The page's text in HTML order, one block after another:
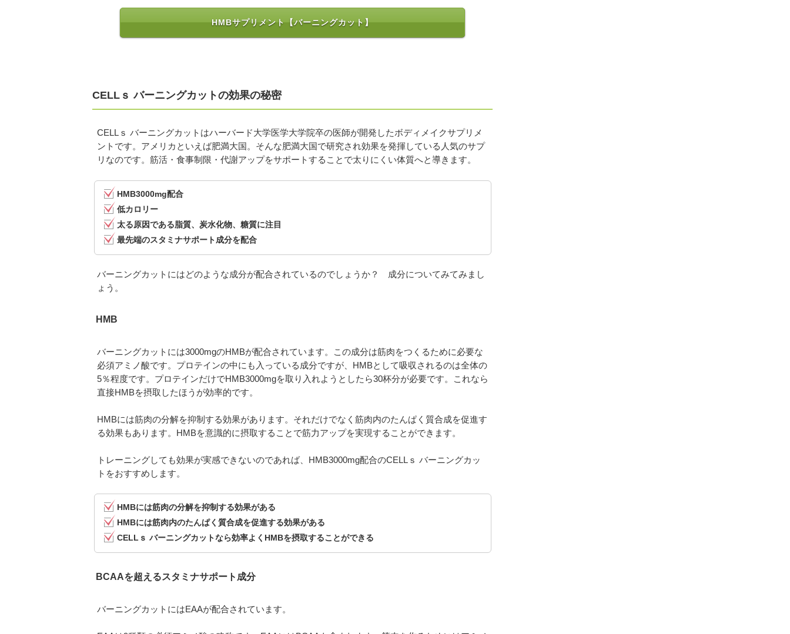
HMBサプリメント【バーニングカット】
CELLｓ バーニングカットの効果の秘密
CELLｓ バーニングカットはハーバード大学医学大学院卒の医師が開発したボディメイクサプリメ
ントです。アメリカといえば肥満大国。そんな肥満大国で研究され効果を発揮している人気のサプ
リなのです。筋活・食事制限・代謝アップをサポートすることで太りにくい体質へと導きます。
HMB3000mg配合
低カロリー
太る原因である脂質、炭水化物、糖質に注目
最先端のスタミナサポート成分を配合
バーニングカットにはどのような成分が配合されているのでしょうか？ 成分についてみてみまし
ょう。
HMB
バーニングカットには3000mgのHMBが配合されています。この成分は筋肉をつくるために必要な
必須アミノ酸です。プロテインの中にも入っている成分ですが、HMBとして吸収されるのは全体の
5％程度です。プロテインだけでHMB3000mgを取り入れようとしたら30杯分が必要です。これなら
直接HMBを摂取したほうが効率的です。
HMBには筋肉の分解を抑制する効果があります。それだけでなく筋肉内のたんぱく質合成を促進す
る効果もあります。HMBを意識的に摂取することで筋力アップを実現することができます。
トレーニングしても効果が実感できないのであれば、HMB3000mg配合のCELLｓ バーニングカッ
トをおすすめします。
HMBには筋肉の分解を抑制する効果がある
HMBには筋肉内のたんぱく質合成を促進する効果がある
CELLｓ バーニングカットなら効率よくHMBを摂取することができる
BCAAを超えるスタミナサポート成分
バーニングカットにはEAAが配合されています。